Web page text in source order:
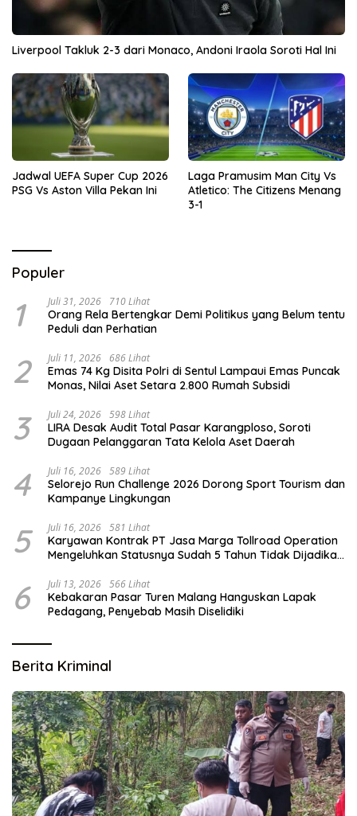
Liverpool Takluk 2-3 dari Monaco, Andoni Iraola Soroti Hal Ini
Jadwal UEFA Super Cup 2026
PSG Vs Aston Villa Pekan Ini
Laga Pramusim Man City Vs
Atletico: The Citizens Menang
3-1
Populer
1 Juli 31, 2026 710 Lihat
Orang Rela Bertengkar Demi Politikus yang Belum tentu
Peduli dan Perhatian
2 Juli 11, 2026 686 Lihat
Emas 74 Kg Disita Polri di Sentul Lampaui Emas Puncak
Monas, Nilai Aset Setara 2.800 Rumah Subsidi
3 Juli 24, 2026 598 Lihat
LIRA Desak Audit Total Pasar Karangploso, Soroti
Dugaan Pelanggaran Tata Kelola Aset Daerah
4 Juli 16, 2026 589 Lihat
Selorejo Run Challenge 2026 Dorong Sport Tourism dan
Kampanye Lingkungan
5 Juli 16, 2026 581 Lihat
Karyawan Kontrak PT Jasa Marga Tollroad Operation
Mengeluhkan Statusnya Sudah 5 Tahun Tidak Dijadikan
6 Juli 13, 2026 566 Lihat
Kebakaran Pasar Turen Malang Hanguskan Lapak
Pedagang, Penyebab Masih Diselidiki
Berita Kriminal